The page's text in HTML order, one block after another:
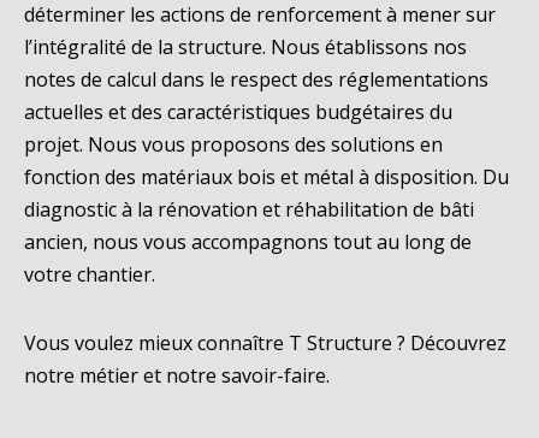
déterminer les actions de renforcement à mener sur
l’intégralité de la structure. Nous établissons nos
notes de calcul dans le respect des réglementations
actuelles et des caractéristiques budgétaires du
projet. Nous vous proposons des solutions en
fonction des matériaux bois et métal à disposition. Du
diagnostic à la rénovation et réhabilitation de bâti
ancien, nous vous accompagnons tout au long de
votre chantier.
Vous voulez mieux connaître T Structure ? Découvrez
notre métier et notre savoir-faire.